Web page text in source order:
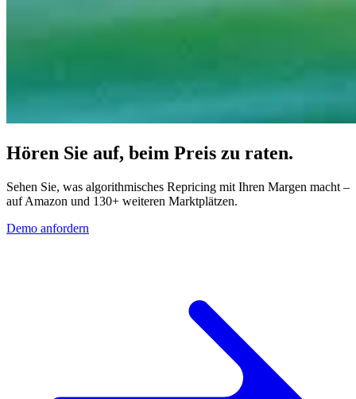
Hören Sie auf, beim Preis zu raten.
Sehen Sie, was algorithmisches Repricing mit Ihren Margen macht –
auf Amazon und 130+ weiteren Marktplätzen.
Demo anfordern